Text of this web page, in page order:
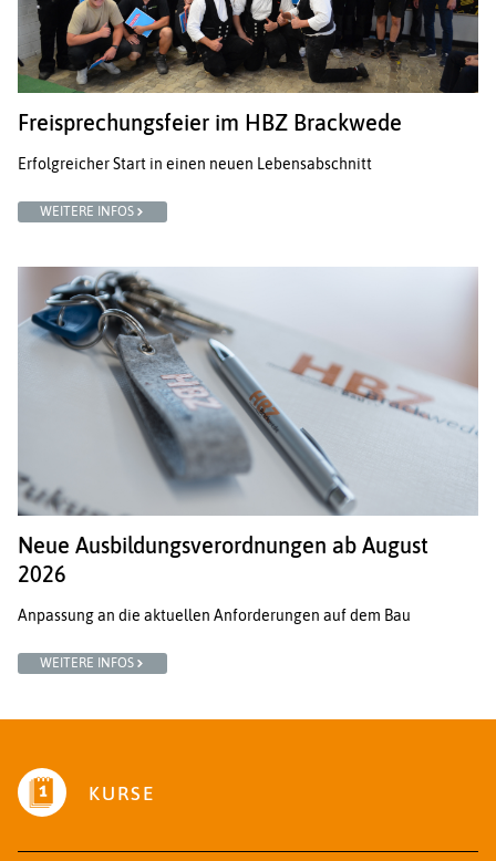
Freisprechungsfeier im HBZ Brackwede
Erfolgreicher Start in einen neuen Lebensabschnitt
WEITERE INFOS
Neue Ausbildungsverordnungen ab August
2026
Anpassung an die aktuellen Anforderungen auf dem Bau
WEITERE INFOS
KURSE